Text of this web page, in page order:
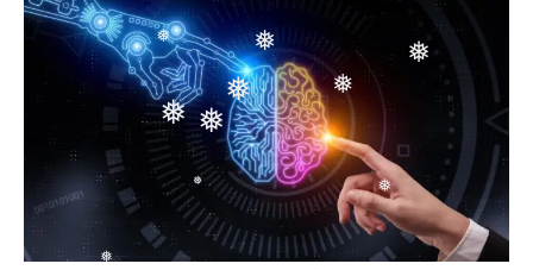
❅
❅ ❅
❅
❅
❅
❅
❅
❅ ❅
❅